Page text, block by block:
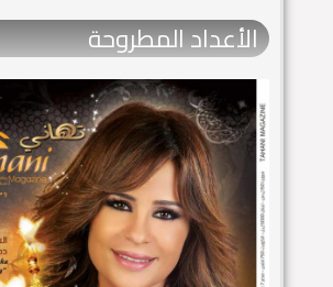
الأعداد المطروحة​